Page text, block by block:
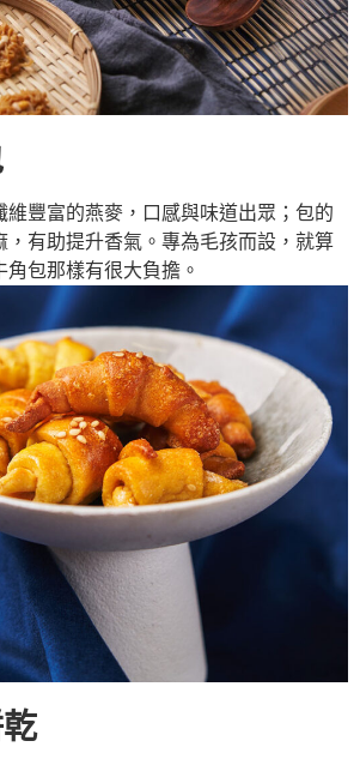
豐富的燕麥，口感與味道出眾；包的
有助提升香氣。專為毛孩而設，就算
包那樣有很大負擔。